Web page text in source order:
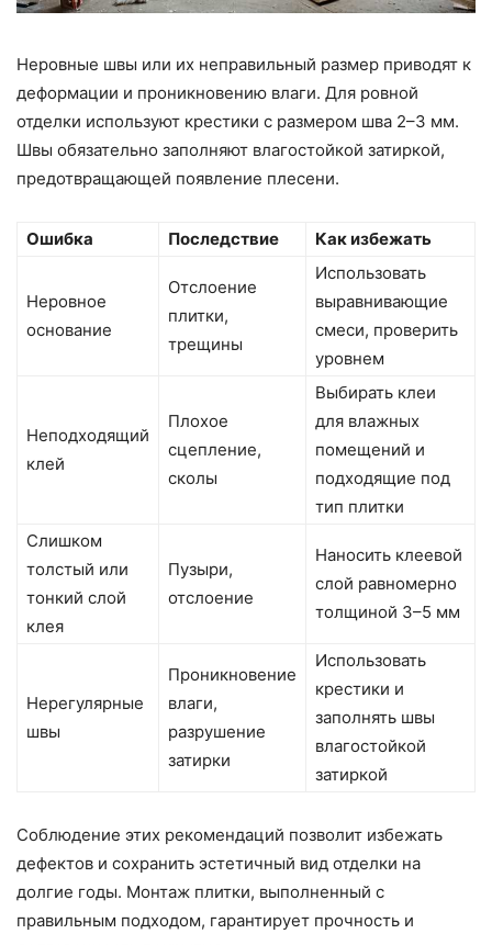
Неровные швы или их неправильный размер приводят к
деформации и проникновению влаги. Для ровной
отделки используют крестики с размером шва 2–3 мм.
Швы обязательно заполняют влагостойкой затиркой,
предотвращающей появление плесени.
Ошибка Последствие Как избежать
Неровное
основание
Отслоение
плитки,
трещины
Использовать
выравнивающие
смеси, проверить
уровнем
Неподходящий
клей
Плохое
сцепление,
сколы
Выбирать клеи
для влажных
помещений и
подходящие под
тип плитки
Слишком
толстый или
тонкий слой
клея
Пузыри,
отслоение
Наносить клеевой
слой равномерно
толщиной 3–5 мм
Нерегулярные
швы
Проникновение
влаги,
разрушение
затирки
Использовать
крестики и
заполнять швы
влагостойкой
затиркой
Соблюдение этих рекомендаций позволит избежать
дефектов и сохранить эстетичный вид отделки на
долгие годы. Монтаж плитки, выполненный с
правильным подходом, гарантирует прочность и